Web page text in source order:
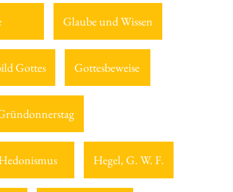
Glaube und Wissen
Gottes Gottesbeweise
Hegel, G. W. F.